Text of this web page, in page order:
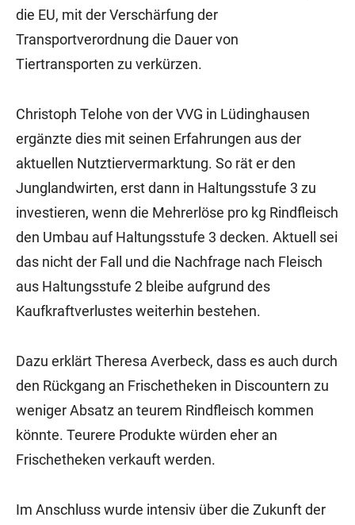
die EU, mit der Verschärfung der
Transportverordnung die Dauer von
Tiertransporten zu verkürzen.
Christoph Telohe von der VVG in Lüdinghausen
ergänzte dies mit seinen Erfahrungen aus der
aktuellen Nutztiervermarktung. So rät er den
Junglandwirten, erst dann in Haltungsstufe 3 zu
investieren, wenn die Mehrerlöse pro kg Rindfleisch
den Umbau auf Haltungsstufe 3 decken. Aktuell sei
das nicht der Fall und die Nachfrage nach Fleisch
aus Haltungsstufe 2 bleibe aufgrund des
Kaufkraftverlustes weiterhin bestehen.
Dazu erklärt Theresa Averbeck, dass es auch durch
den Rückgang an Frischetheken in Discountern zu
weniger Absatz an teurem Rindfleisch kommen
könnte. Teurere Produkte würden eher an
Frischetheken verkauft werden.
Im Anschluss wurde intensiv über die Zukunft der